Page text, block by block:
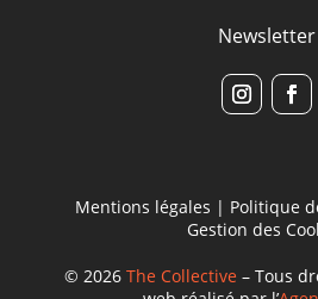
Newsletter
Mentions légales | Politique
Gestion des
© 2026 The Collective – Tous